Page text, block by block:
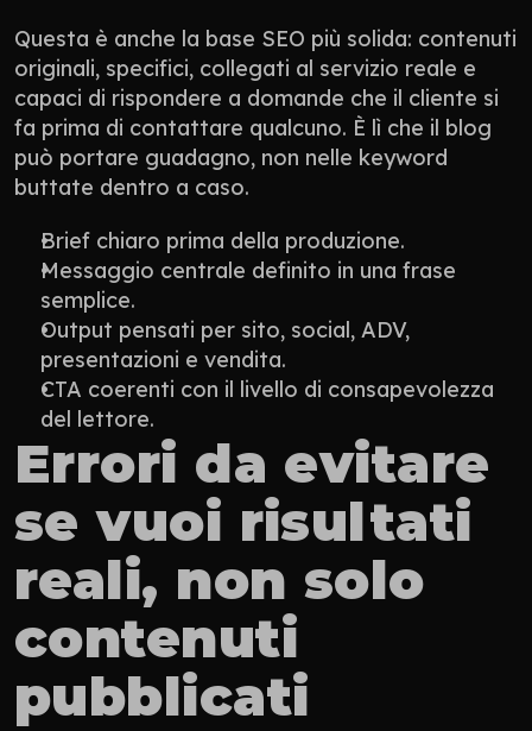
Questa è anche la base SEO più solida: contenuti
originali, specifici, collegati al servizio reale e
capaci di rispondere a domande che il cliente si
fa prima di contattare qualcuno. È lì che il blog
può portare guadagno, non nelle keyword
buttate dentro a caso.
Brief chiaro prima della produzione.
Messaggio centrale definito in una frase
semplice.
Output pensati per sito, social, ADV,
presentazioni e vendita.
CTA coerenti con il livello di consapevolezza
del lettore.
Errori da evitare
se vuoi risultati
reali, non solo
contenuti
pubblicati